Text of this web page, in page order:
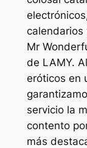
calendarios
Mr
de LAMY.
eróticos en
servicio la
contento
más